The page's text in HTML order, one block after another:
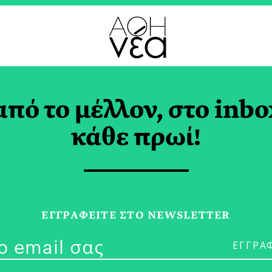
Η Παιδική
το μέλλον, στο
κάθε πρωί!
ΕΓΓPΑΦΕΙΤΕ ΣΤΟ NEWSLETTER